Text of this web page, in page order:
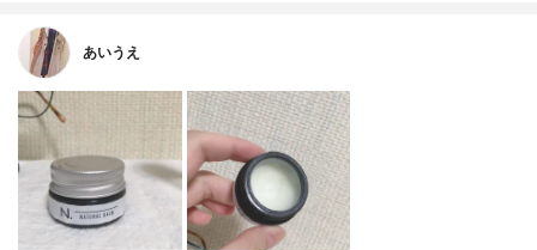
あいうえ